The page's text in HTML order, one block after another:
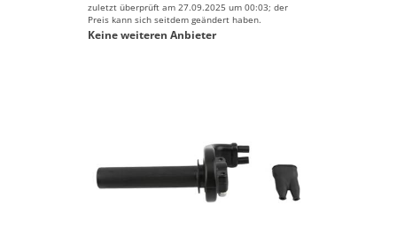
zuletzt überprüft am 27.09.2025 um 00:03; der
Preis kann sich seitdem geändert haben.
Keine weiteren Anbieter